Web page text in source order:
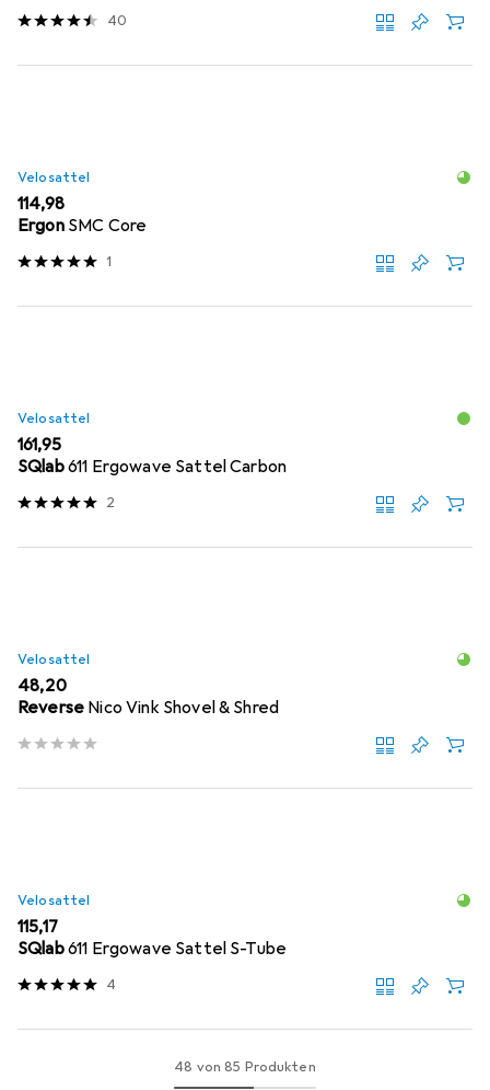
40
Velosattel
EUR
114,98
Ergon SMC Core
1
Velosattel
EUR
161,95
SQlab611 Ergowave Sattel Carbon
2
Velosattel
EUR
48,20
Reverse Nico Vink Shovel & Shred
Velosattel
EUR
115,17
SQlab611 Ergowave Sattel S-Tube
4
48 von 85 Produkten